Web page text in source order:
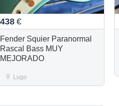
438 €
Fender Squier Paranormal
Rascal Bass MUY
MEJORADO
Lugo